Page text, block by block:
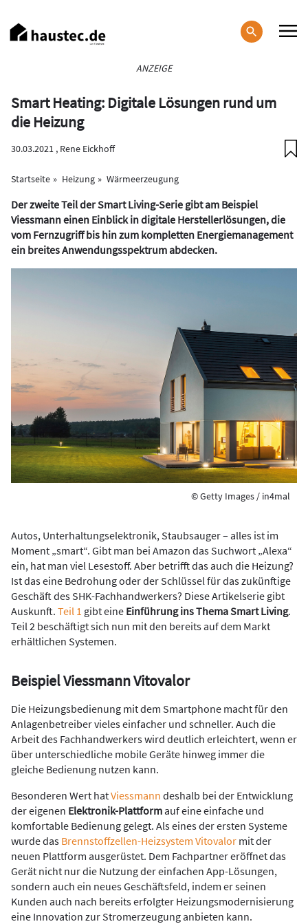
zum
Inhalt
ANZEIGE
Smart Heating: Digitale Lösungen rund um
die Heizung
30.03.2021 , Rene Eickhoff
Startseite Heizung Wärmeerzeugung
Der zweite Teil der Smart Living-Serie gibt am Beispiel
Viessmann einen Einblick in digitale Herstellerlösungen, die
vom Fernzugriff bis hin zum kompletten Energiemanagement
ein breites Anwendungsspektrum abdecken.
© Getty Images / in4mal
Autos, Unterhaltungselektronik, Staubsauger – alles ist im
Moment „smart“. Gibt man bei Amazon das Suchwort „Alexa“
ein, hat man viel Lesestoff. Aber betrifft das auch die Heizung?
Ist das eine Bedrohung oder der Schlüssel für das zukünftige
Geschäft des SHK-Fachhandwerkers? Diese Artikelserie gibt
Auskunft. Teil 1 gibt eine Einführung ins Thema Smart Living.
Teil 2 beschäftigt sich nun mit den bereits auf dem Markt
erhältlichen Systemen.
Beispiel Viessmann Vitovalor
Die Heizungsbedienung mit dem Smartphone macht für den
Anlagenbetreiber vieles einfacher und schneller. Auch die
Arbeit des Fachhandwerkers wird deutlich erleichtert, wenn er
über unterschiedliche mobile Geräte hinweg immer die
gleiche Bedienung nutzen kann.
Besonderen Wert hatViessmann deshalb bei der Entwicklung
der eigenen Elektronik-­Plattformauf eine einfache und
komfortable Bedienung gelegt. Als eines der ersten Systeme
wurde das Brennstoffzellen-Heizsystem Vitovalor mit der
neuen Plattform aus­gerüstet. Dem Fachpartner eröffnet das
Gerät nicht nur die Nutzung der einfachen App-Lösungen,
sondern auch ein neues Geschäftsfeld, indem er seinen
Kunden auch nach bereits erfolgter Heizungsmodernisierung
eine Innovation zur Stromerzeugung anbieten kann.